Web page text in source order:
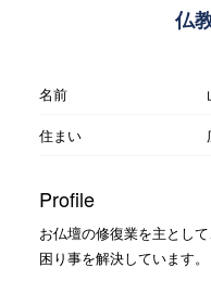
仏
名前
住まい
Profile
お仏壇の修復業を主とし
困り事を解決しています。